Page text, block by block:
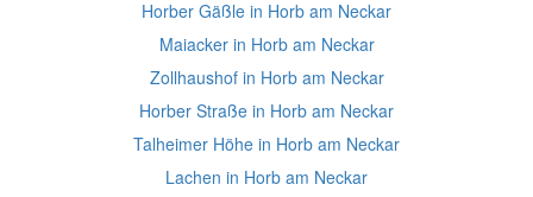
Horber Gäßle in Horb am Neckar
Maiacker in Horb am Neckar
Zollhaushof in Horb am Neckar
Horber Straße in Horb am Neckar
Talheimer Höhe in Horb am Neckar
Lachen in Horb am Neckar